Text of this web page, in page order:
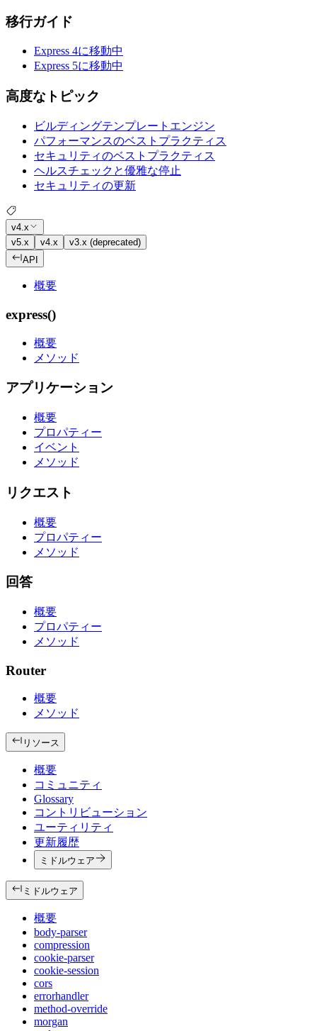
移行ガイド
Express 4に移動中
Express 5に移動中
高度なトピック
ビルディングテンプレートエンジン
パフォーマンスのベストプラクティス
セキュリティのベストプラクティス
ヘルスチェックと優雅な停止
セキュリティの更新
v4.x
v5.x
v4.x
v3.x (deprecated)
API
概要
express()
概要
メソッド
アプリケーション
概要
プロパティー
イベント
メソッド
リクエスト
概要
プロパティー
メソッド
回答
概要
プロパティー
メソッド
Router
概要
メソッド
リソース
概要
コミュニティ
Glossary
コントリビューション
ユーティリティ
更新履歴
ミドルウェア
ミドルウェア
概要
body-parser
compression
cookie-parser
cookie-session
cors
errorhandler
method-override
morgan